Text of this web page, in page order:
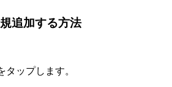
追加する方法
タップします。